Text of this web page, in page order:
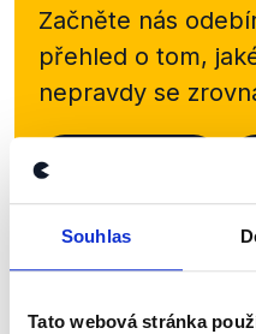
Souhlas
Tato webová stránka
Začněte nás
přehled o tom,
nepravdy se